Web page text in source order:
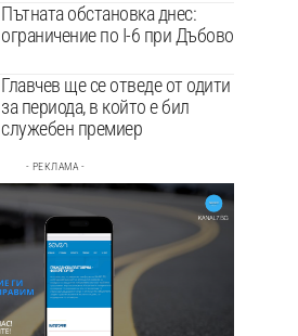
Пътната обстановка днес:
ограничение по I-6 при Дъбово
Главчев ще се отведе от одити
за периода, в който е бил
служебен премиер
- РЕКЛАМА -